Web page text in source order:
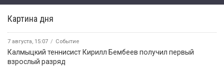
Картина дня
7 августа, 15:07 Событие
Калмыцкий теннисист Кирилл Бембеев получил первый
взрослый разряд